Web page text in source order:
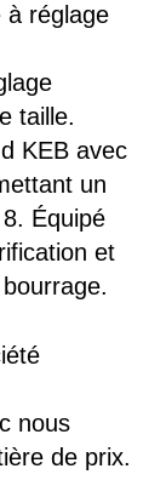
à réglage
taille.
KEB avec
un
Équipé
et
nous
de prix.